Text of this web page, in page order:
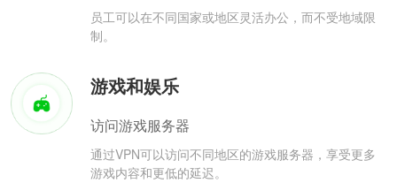
员工可以在不同国家或地区灵活办公，而不受地域限
制。
游戏和娱乐
访问游戏服务器
通过VPN可以访问不同地区的游戏服务器，享受更多
游戏内容和更低的延迟。